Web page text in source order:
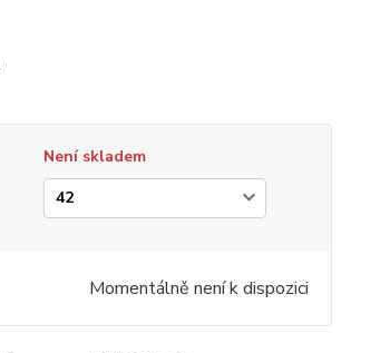
Není skladem
Momentálně není k dispozici